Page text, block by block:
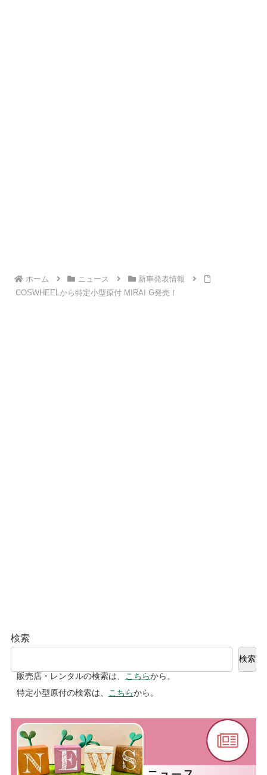
ホーム ニュース
新車発表情報
COSWHEELから特定小型原付 MIRAI G発売！
検索
検索
販売店・レンタルの検索は、 こちらから。
特定小型原付の検索は、 こちらから。